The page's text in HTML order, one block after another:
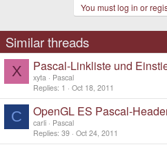
You must log in or
Similar threads
X Pascal-Linkliste und
xyta
Pascal
Replies 1 Oct 18, 2011
C OpenGL ES Pascal-
carli
Pascal
Replies 39 Oct 24, 2011